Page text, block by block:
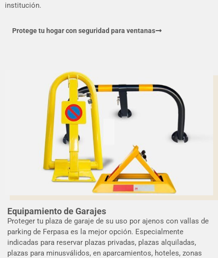
institución.
Protege tu hogar con seguridad para ventanas
Equipamiento de Garajes
Proteger tu plaza de garaje de su uso por ajenos con vallas de
parking de Ferpasa es la mejor opción. Especialmente
indicadas para reservar plazas privadas, plazas alquiladas,
plazas para minusválidos, en aparcamientos, hoteles, zonas